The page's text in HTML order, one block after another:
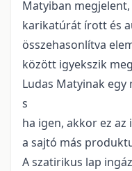
Matyiban
karikatúrát írott és
összehasonlítva
között igyekszik
Ludas Matyinak
s
ha igen, akkor ez
a sajtó más
A szatirikus lap